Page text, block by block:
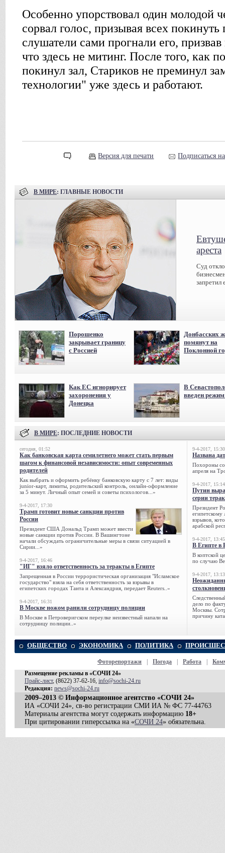
Особенно упорствовал один молодой
сорвал голос, призывая всех
слушатели сами прогнали его,
что здесь не митинг. После того, как
покинул зал, Стариков не преминул
технологии" уже здесь и работают.
Версия для печати Подписаться
В МИРЕ: ГЛАВНЫЕ НОВОСТИ
ареста
Суд
запретил
Порошенко
закрывает границу
с Россией
Донбасских
помянут на
Поклонной
Как ЕС игнорирует
захоронения у
Донецка
В
введен
В МИРЕ: ПОСЛЕДНИЕ НОВОСТИ
сегодня, 01:52
Как банковская карта семилетнего может стать первым
шагом к финансовой независимости: опыт современных
родителей
Как выбрать и оформить ребёнку банковскую карту с 7 лет: виды
junior-карт, лимиты, родительский контроль, онлайн-оформление
за 5 минут. Личный опыт семей и советы психологов...»
9-4-2017, 17:30
Трамп готовит новые санкции против
России
Президент США Дональд Трамп может ввести
новые санкции против России. В Вашингтоне
начали обсуждать ограничительные меры в связи ситуацией в
Сирии...»
9-4-2017, 16:46
"ИГ" взяло ответственность за теракты в Египте
Запрещенная в России террористическая организация "Исламское
государство" взяла на себя ответственность за взрывы в
египетских городах Танта и Александрия, передает Reuters..»
9-4-2017, 16:31
В Москве ножом ранили сотрудницу полиции
В Москве в Петроверигском переулке неизвестный напали на
сотрудницу полиции..»
9-4-2017, 15:30
Названа
Похороны
апреля на
9-4-2017, 15:14
Путин
серии
Президент
египетскому
взрывов,
арабской
9-4-2017, 13:45
В Египте в
В коптской
по случаю
9-4-2017, 13:13
дело по
Москвы.
причину
ОБЩЕСТВО ЭКОНОМИКА ПОЛИТИКА
Фоторепортажи Погода Работа
Размещение рекламы в «СОЧИ 24»
Прайс-лист, (8622) 37-62-16, info@sochi-24.ru
Редакция: news@sochi-24.ru
2009–2013 © Информационное агентство «СОЧИ 24»
ИА «СОЧИ 24», св-во регистрации СМИ ИА № ФС 77-44763
Материалы агентства могут содержать информацию 18+
При цитировании гиперссылка на «СОЧИ 24» обязательна.